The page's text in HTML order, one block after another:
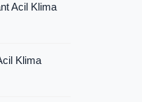
Acil Klima
Klima